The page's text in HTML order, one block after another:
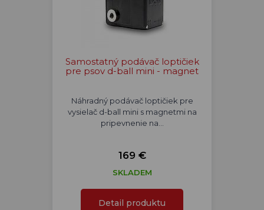
Samostatný podávač loptičiek
pre psov d-ball mini - magnet
Náhradný podávač loptičiek pre
vysielač d-ball mini s magnetmi na
pripevnenie na…
169 €
SKLADEM
Detail produktu